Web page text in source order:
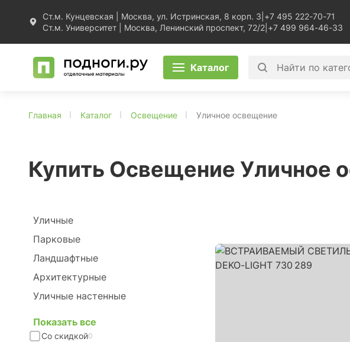
Ст.м. Кунцевская | Москва, ул. Истринская, 8 корп. 3 +7 495 222-70-71
Ст.м. Университет | Москва, Ленинский проспект, 72/2 +7 499 964-46-33
Каталог
Главная Каталог Освещение Уличное освещение
Купить Освещение Уличное
Уличные
Парковые
Ландшафтные
Архитектурные
Уличные настенные
Показать все
Со скидкой0